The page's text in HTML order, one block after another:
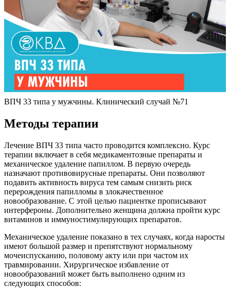
ВПЧ 33 типа у мужчины. Клинический случай №71
Методы терапии
Лечение ВПЧ 33 типа часто проводится комплексно. Курс
терапии включает в себя медикаментозные препараты и
механическое удаление папиллом. В первую очередь
назначают противовирусные препараты. Они позволяют
подавить активность вируса тем самым снизить риск
перерождения папилломы в злокачественное
новообразование. С этой целью пациентке прописывают
интерфероны. Дополнительно женщина должна пройти курс
витаминов и иммуностимулирующих препаратов.
Механическое удаление показано в тех случаях, когда наросты
имеют большой размер и препятствуют нормальному
мочеиспусканию, половому акту или при частом их
травмировании. Хирургическое избавление от
новообразований может быть выполнено одним из
следующих способов: